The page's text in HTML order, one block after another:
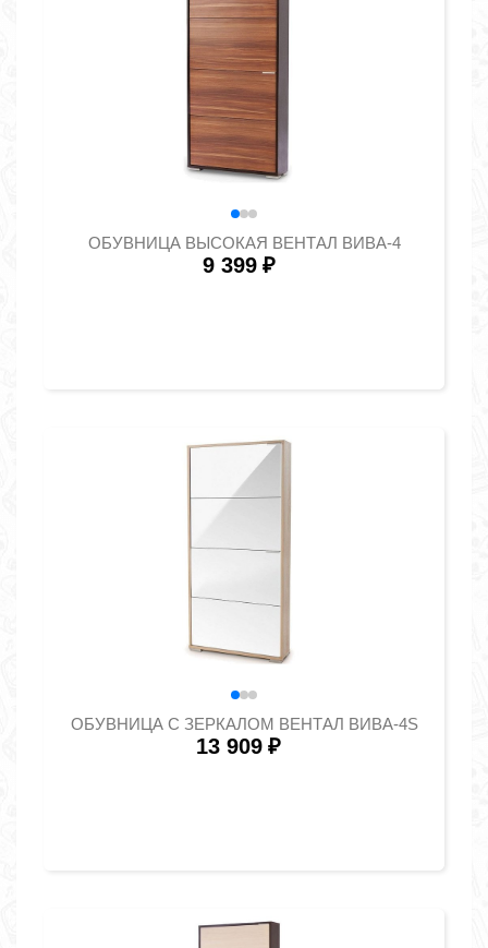
ОБУВНИЦА ВЫСОКАЯ ВЕНТАЛ ВИВА-4
9 399 ₽
ОБУВНИЦА С ЗЕРКАЛОМ ВЕНТАЛ ВИВА-4S
13 909 ₽